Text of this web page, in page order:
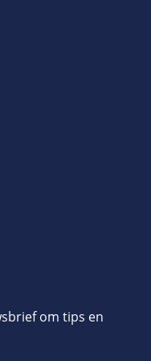
om tips en